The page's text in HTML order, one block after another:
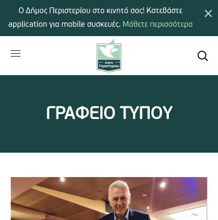
ΓΡΑΦΕΙΟ ΤΥΠΟΥ
×
Ο Δήμος Περιστερίου στο κινητό σας! Κατεβάστε
application για mobile συσκευές. Μάθετε περισσότερα